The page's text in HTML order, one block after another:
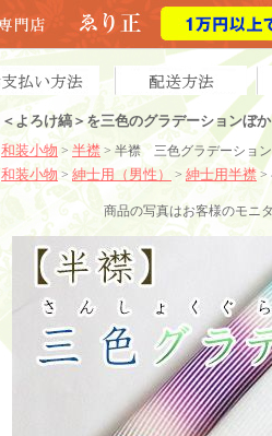
＜よろけ縞＞を三色のグラデーションぼ
和装小物 > 半襟 > 半襟 三色グラデーション
和装小物> 紳士用（男性） > 紳士用半襟 >
商品の写真はお客様のモニ